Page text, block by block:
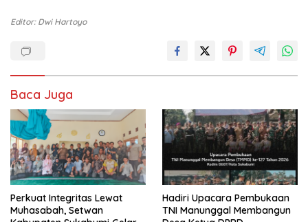
Editor: Dwi Hartoyo
Baca Juga
Perkuat Integritas Lewat
Muhasabah, Setwan
Hadiri Upacara Pembukaan
TNI Manunggal Membangun